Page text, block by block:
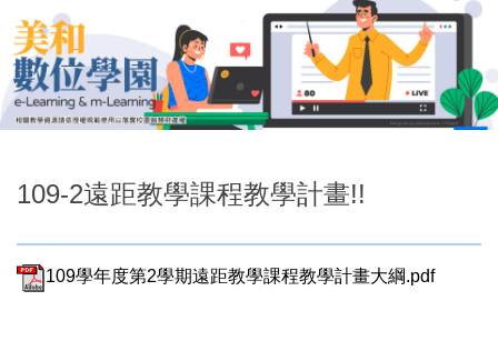
跳
到
主
要
內
109-2遠距教學課程教學計畫!!
109學年度第2學期遠距教學課程教學計畫大綱.pdf